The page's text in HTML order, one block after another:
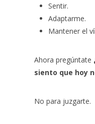
Sentir.
Adaptarme.
Mantener el
Ahora pregúntate
siento que hoy
No para juzgarte.